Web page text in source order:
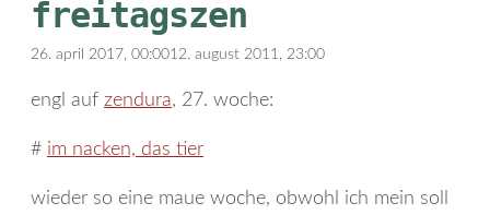
freitagszen
26. april 2017, 00:0012. august 2011, 23:00
engl auf zendura, 27. woche:
# im nacken, das tier
wieder so eine maue woche, obwohl ich mein soll